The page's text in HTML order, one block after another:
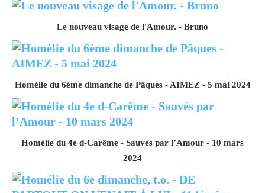
Le nouveau visage de l'Amour. - Bruno
Homélie du 6ème dimanche de Pâques - AIMEZ - 5 mai 2024
Homélie du 4e d-Carême - Sauvés par l’Amour - 10 mars
2024